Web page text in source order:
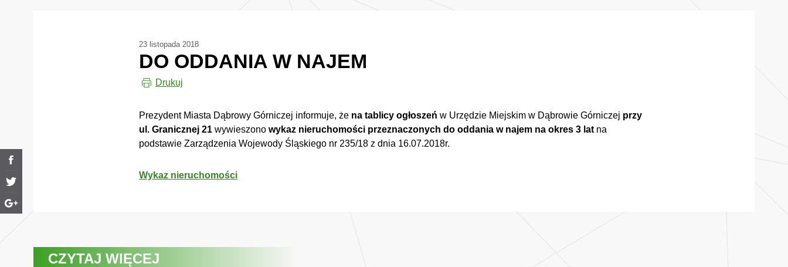
23 listopada 2018
DO ODDANIA W NAJEM
Drukuj
Prezydent Miasta Dąbrowy Górniczej informuje, że na tablicy ogłoszeń w Urzędzie Miejskim w Dąbrowie Górniczej przy
ul. Granicznej 21 wywieszono wykaz nieruchomości przeznaczonych do oddania w najem na okres 3 lat na
podstawie Zarządzenia Wojewody Śląskiego nr 235/18 z dnia 16.07.2018r.
Wykaz nieruchomości
CZYTAJ WIĘCEJ